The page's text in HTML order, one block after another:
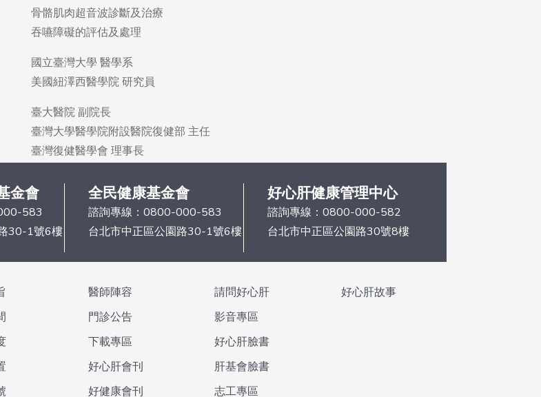
骨骼肌肉超音波診斷及治療
吞嚥障礙的評估及處理
國立臺灣大學 醫學系
美國紐澤西醫學院 研究員
臺大醫院 副院長
臺灣大學醫學院附設醫院復健部 主任
臺灣復健醫學會 理事長
金會
583
30-1號6樓
全民健康基金會
諮詢專線： 0800-000-583
台北市中正區公園路30-1號6樓
好心肝健康管理中心
諮詢專線： 0800-000-582
台北市中正區公園路30號8樓
醫師陣容
門診公告
下載專區
好心肝會刊
好健康會刊
請問好心肝
影音專區
好心肝臉書
肝基會臉書
志工專區
好心肝故事